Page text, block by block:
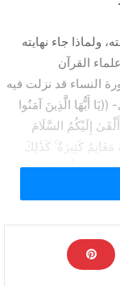
ولماذا جاء نهايته
القرآن
إن الاية الكريمة الـ94 في سورة النساء قد نزلت فيه
أَيُّهَا الَّذِينَ آمَنُوا
إِلَيْكُمُ السَّلَامَ
مَغَانِمُ كَثِيرَةٌ ۚ كَذَٰلِكَ
بِمَا تَعْمَلُونَ خَبِيرًا)).
جيش المسلمين
أنه سوف يسير
، فقام النبي